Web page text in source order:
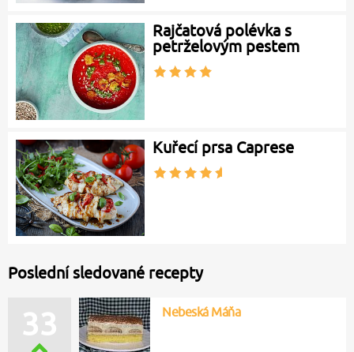
Rajčatová polévka s
petrželovým pestem
Kuřecí prsa Caprese
Poslední sledované recepty
33 Nebeská Máňa